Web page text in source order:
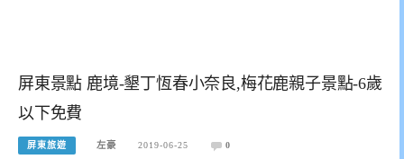
屏東景點 鹿境-墾丁恆春小奈良,梅花鹿親子景點-6歲
以下免費
屏東旅遊 左豪 2019-06-25 0